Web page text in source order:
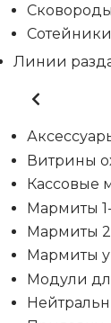
Сковороды
Сотейники
Линии
Витрины
Кассовые
Мармиты
Мармиты
Мармиты
Модули